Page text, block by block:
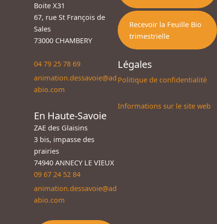
Boite X31
67, rue St François de
Sales
73000 CHAMBERY
04 79 25 78 69
animation.dessavoie@ad
abio.com
En Haute-Savoie
ZAE des Glaisins
3 bis, impasse des
prairies
74940 ANNECY LE VIEUX
09 67 24 52 84
animation.dessavoie@ad
abio.com
Recevoir la Feuille Bio
trimestrielle
Légales
Politique de confidentialité
Informations sur le site web